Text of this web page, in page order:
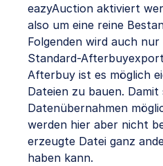
eazyAuction aktiviert
also um eine reine
Folgenden wird auch
Standard-
Afterbuy ist es möglich
Dateien zu bauen.
Datenübernahmen
werden hier aber nicht
erzeugte Datei ganz
haben kann.